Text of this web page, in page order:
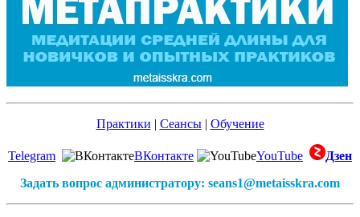
Практики | Сеансы| Обучение
Telegram ВКонтакте YouTube
Дзен
Задать вопрос администратору: seans1@metaisskra.com